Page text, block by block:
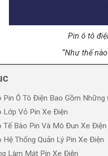
Pin ô tô
“Như thế
Pin Ô Tô Điện Bao Gồm Những
Lớp Vỏ Pin Xe Điện
Tế Bào Pin Và Mô Đun Xe Điện
Hệ Thống Quản Lý Pin Xe Điện
Làm Mát Pin Xe Điện